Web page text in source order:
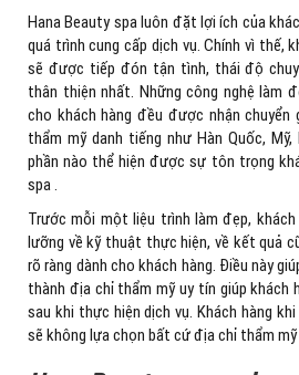
Hana Beauty spa luôn đặt lợi ích của
quá trình cung cấp dịch vụ. Chính vì thế,
sẽ được tiếp đón tận tình, thái độ
thân thiện nhất. Những công nghệ làm
cho khách hàng đều được nhận
thẩm mỹ danh tiếng như Hàn Quốc,
phần nào thể hiện được sự tôn trọng
spa .
Trước mỗi một liệu trình làm đẹp,
lưỡng về kỹ thuật thực hiện, về kết quả
rõ ràng dành cho khách hàng. Điều này
thành địa chỉ thẩm mỹ uy tín giúp khách
sau khi thực hiện dịch vụ. Khách hàng
sẽ không lựa chọn bất cứ địa chỉ thẩm mỹ